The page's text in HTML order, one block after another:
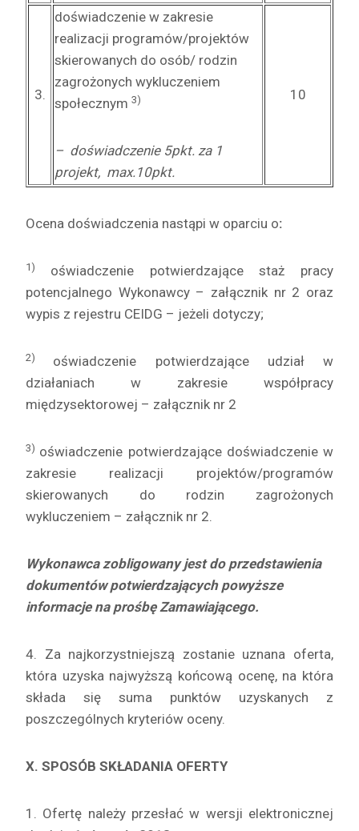
3.
doświadczenie w zakresie
realizacji programów/projektów
skierowanych do osób/ rodzin
zagrożonych wykluczeniem
społecznym 3)
– doświadczenie 5pkt. za 1
projekt, max.10pkt.
10
Ocena doświadczenia nastąpi w oparciu o:
1) oświadczenie potwierdzające staż pracy
potencjalnego Wykonawcy – załącznik nr 2 oraz
wypis z rejestru CEIDG – jeżeli dotyczy;
2) oświadczenie potwierdzające udział w
działaniach w zakresie współpracy
międzysektorowej – załącznik nr 2
3) oświadczenie potwierdzające doświadczenie w
zakresie realizacji projektów/programów
skierowanych do rodzin zagrożonych
wykluczeniem – załącznik nr 2.
Wykonawca zobligowany jest do przedstawienia
dokumentów potwierdzających powyższe
informacje na prośbę Zamawiającego.
4. Za najkorzystniejszą zostanie uznana oferta,
która uzyska najwyższą końcową ocenę, na która
składa się suma punktów uzyskanych z
poszczególnych kryteriów oceny.
X. SPOSÓB SKŁADANIA OFERTY
1. Ofertę należy przesłać w wersji elektronicznej